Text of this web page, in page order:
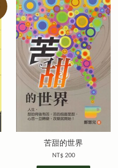
苦甜的世界
NT$ 200